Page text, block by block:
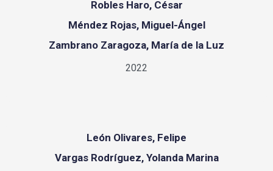
Robles Haro, César
Méndez Rojas, Miguel-Ángel
Zambrano Zaragoza, María de la Luz
2022
León Olivares, Felipe
Vargas Rodríguez, Yolanda Marina